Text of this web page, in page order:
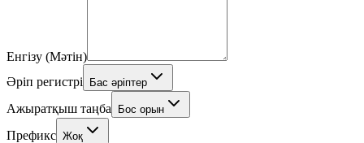
Енгізу (Мәтін)
Әріп регистрі
Бас әріптер
Ажыратқыш таңба Бос орын
Префикс Жоқ